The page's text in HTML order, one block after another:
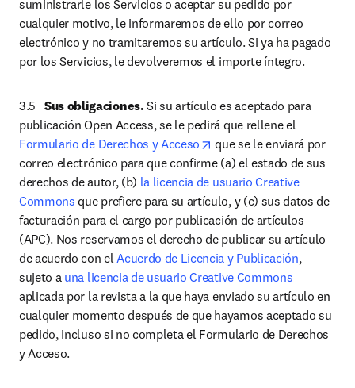
suministrarle los Servicios o aceptar su pedido por
cualquier motivo, le informaremos de ello por correo
electrónico y no tramitaremos su artículo. Si ya ha pagado
por los Servicios, le devolveremos el importe íntegro.
Sus obligaciones. Si su artículo es aceptado para
Formulario de Derechos y Acceso
opens in new tab/window
que se le enviará por
correo electrónico para que confirme (a) el estado de sus
derechos de autor, (b) la licencia de usuario Creative
Commons que prefiere para su artículo, y (c) sus datos de
facturación para el cargo por publicación de artículos
(APC). Nos reservamos el derecho de publicar su artículo
de acuerdo con el Acuerdo de Licencia y Publicación,
sujeto a una licencia de usuario Creative Commons
aplicada por la revista a la que haya enviado su artículo en
cualquier momento después de que hayamos aceptado su
pedido, incluso si no completa el Formulario de Derechos
y Acceso.